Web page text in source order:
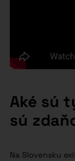
Aké sú
sú
Na Slovensku